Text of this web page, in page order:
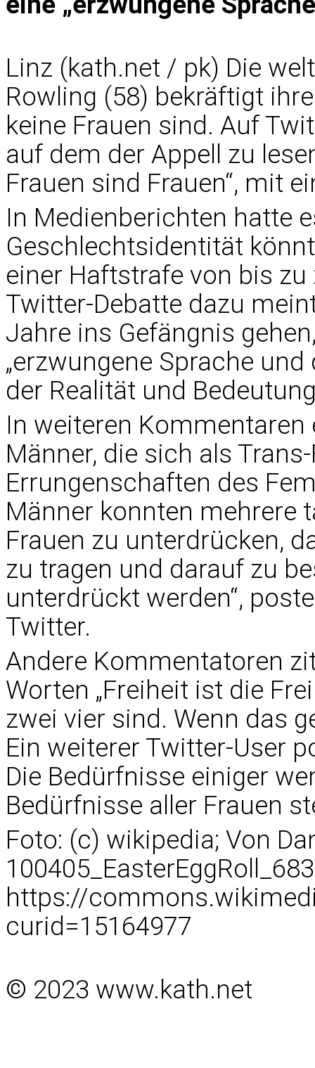
Linz (kath.net / pk) Die
Rowling (58) bekräftigt
keine Frauen sind. Auf
auf dem der Appell zu
Frauen sind Frauen“, mit
In Medienberichten hatte
Geschlechtsidentität
einer Haftstrafe von bis
Twitter-Debatte dazu
Jahre ins Gefängnis
„erzwungene Sprache
der Realität und
In weiteren
Männer, die sich als
Errungenschaften des
Männer konnten mehrere
Frauen zu unterdrücken,
zu tragen und darauf zu
unterdrückt werden“,
Twitter.
Andere Kommentatoren
Worten „Freiheit ist die
zwei vier sind. Wenn das
Ein weiterer Twitter-User
Die Bedürfnisse einiger
Bedürfnisse aller Frauen
Foto: (c) wikipedia; Von
https://
curid=15164977
© 2023 www.kath.net